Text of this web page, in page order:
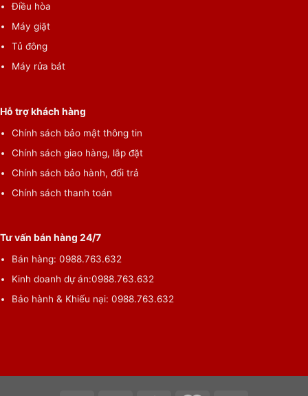
Điều hòa
Máy giặt
Tủ đông
Máy rửa bát
Hỗ trợ khách hàng
Chính sách bảo mật thông tin
Chính sách giao hàng, lắp đặt
Chính sách bảo hành, đổi trả
Chính sách thanh toán
Tư vấn bán hàng 24/7
Bán hàng:0988.763.632
Kinh doanh dự án:0988.763.632
Bảo hành & Khiếu nại:0988.763.632